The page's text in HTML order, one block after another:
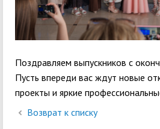
Поздравляем выпускников с
Пусть впереди вас ждут новые
проекты и яркие
Возврат к списку